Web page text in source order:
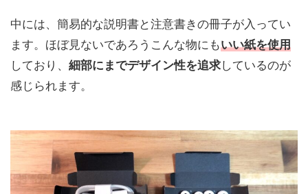
中には、簡易的な説明書と注意書きの冊子が入ってい
ます。ほぼ見ないであろうこんな物にもいい紙を使用
しており、 細部にまでデザイン性を追求しているのが
感じられます。